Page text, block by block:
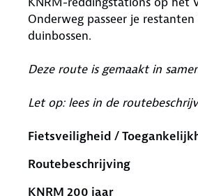
Onderweg passeer je
duinbossen.
Deze route is gemaakt in
Let op: lees in de
Fietsveiligheid /
Routebeschrijving
KNRM 200 jaar